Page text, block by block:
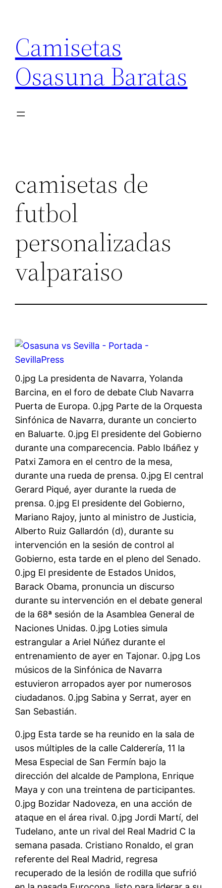
contenido
Camisetas
Osasuna Baratas
camisetas de
futbol
personalizadas
valparaiso
0.jpg La presidenta de Navarra, Yolanda
Barcina, en el foro de debate Club Navarra
Puerta de Europa. 0.jpg Parte de la Orquesta
Sinfónica de Navarra, durante un concierto
en Baluarte. 0.jpg El presidente del Gobierno
durante una comparecencia. Pablo Ibáñez y
Patxi Zamora en el centro de la mesa,
durante una rueda de prensa. 0.jpg El central
Gerard Piqué, ayer durante la rueda de
prensa. 0.jpg El presidente del Gobierno,
Mariano Rajoy, junto al ministro de Justicia,
Alberto Ruiz Gallardón (d), durante su
intervención en la sesión de control al
Gobierno, esta tarde en el pleno del Senado.
0.jpg El presidente de Estados Unidos,
Barack Obama, pronuncia un discurso
durante su intervención en el debate general
de la 68ª sesión de la Asamblea General de
Naciones Unidas. 0.jpg Loties simula
estrangular a Ariel Núñez durante el
entrenamiento de ayer en Tajonar. 0.jpg Los
músicos de la Sinfónica de Navarra
estuvieron arropados ayer por numerosos
ciudadanos. 0.jpg Sabina y Serrat, ayer en
San Sebastián.
0.jpg Esta tarde se ha reunido en la sala de
usos múltiples de la calle Calderería, 11 la
Mesa Especial de San Fermín bajo la
dirección del alcalde de Pamplona, Enrique
Maya y con una treintena de participantes.
0.jpg Bozidar Nadoveza, en una acción de
ataque en el área rival. 0.jpg Jordi Martí, del
Tudelano, ante un rival del Real Madrid C la
semana pasada. Cristiano Ronaldo, el gran
referente del Real Madrid, regresa
recuperado de la lesión de rodilla que sufrió